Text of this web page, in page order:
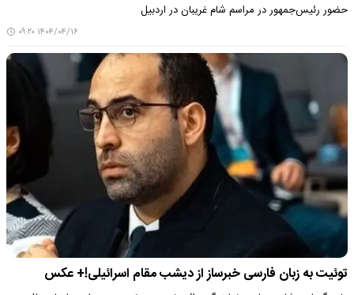
حضور رئیس‌جمهور در مراسم شام غریبان در اردبیل
۱۴۰۴/۰۴/۱۶ ۰۹:۲۰
توئیت به زبان فارسی خبرساز از دیشب مقام اسرائیلی!+ عکس